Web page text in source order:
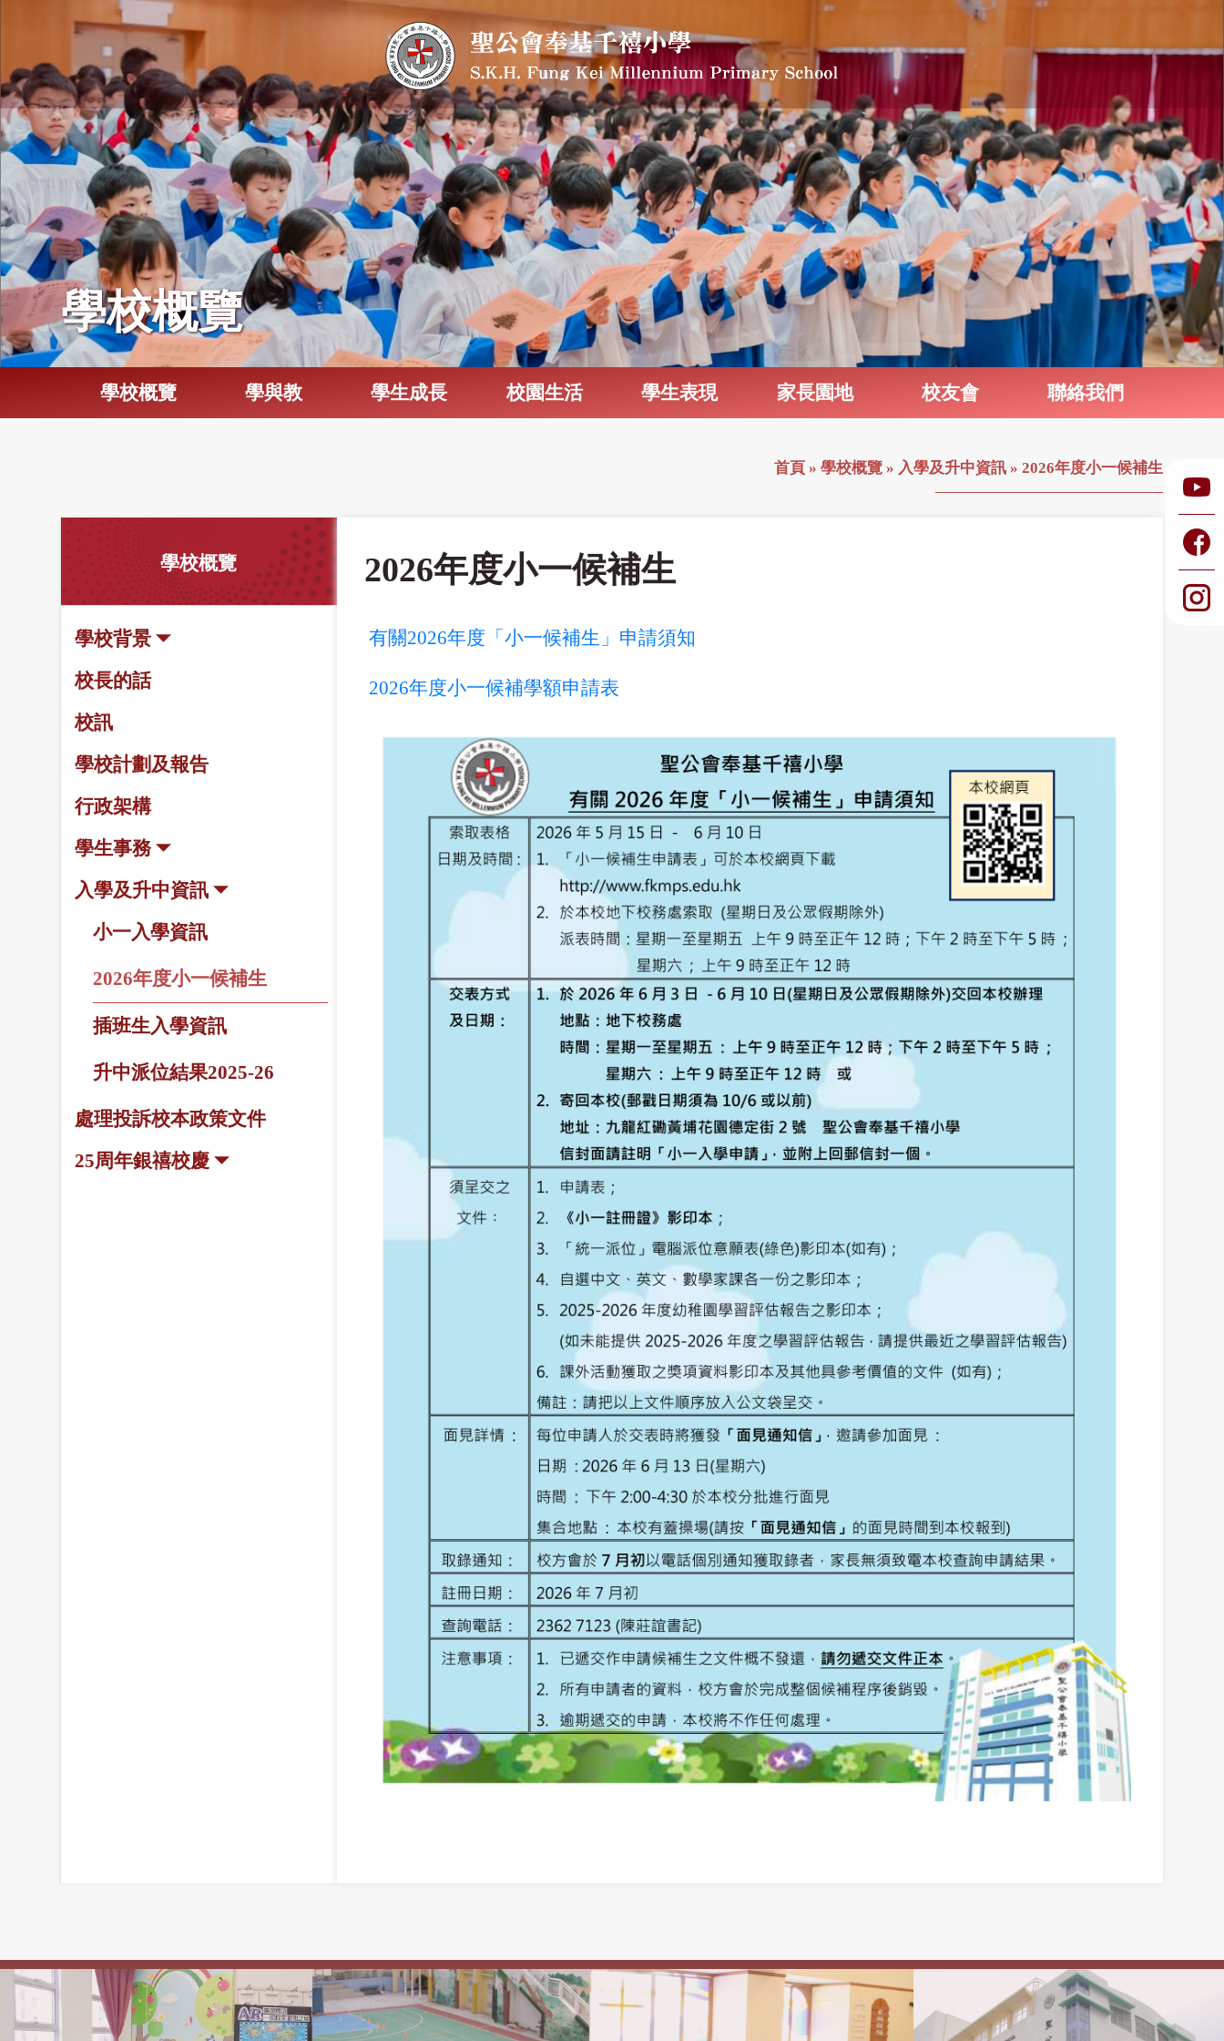
學校概覽
學校概覽 學與教 學生成長 校園生活 學生表現 家長園地 校友會 聯絡我們
首頁 » 學校概覽» 入學及升中資訊» 2026年度小一候補生
學校概覽
學校背景
校長的話
校訊
學校計劃及報告
行政架構
學生事務
入學及升中資訊
小一入學資訊
2026年度小一候補生
插班生入學資訊
升中派位結果2025-26
處理投訴校本政策文件
25周年銀禧校慶
2026年度小一候補生
有關2026年度「小一候補生」申請須知
2026年度小一候補學額申請表